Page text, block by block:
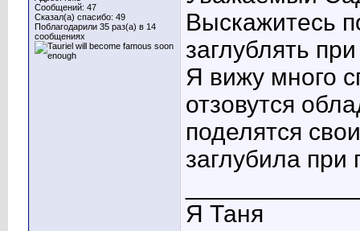
Сообщений: 47
Сказал(а) спасибо: 49
Поблагодарили 35 раз(а) в 14
сообщениях
Выскажитесь
заглублять
Я вижу много
отзовутся
поделятся
заглубила
Я Таня